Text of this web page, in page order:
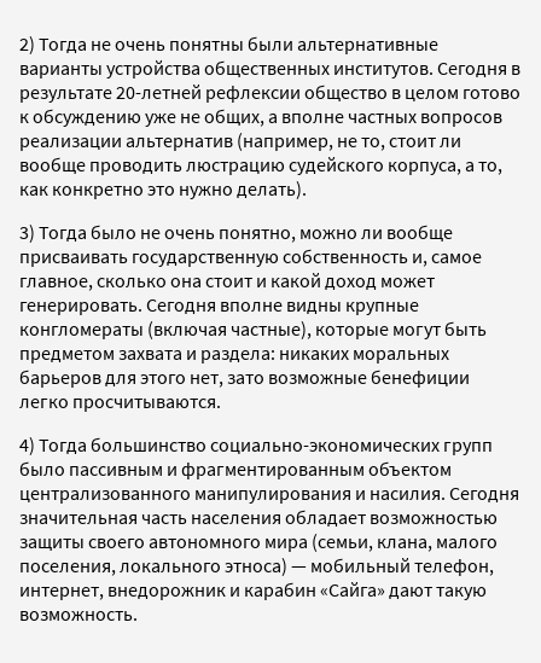
2) Тогда не очень понятны были альтернативные
варианты устройства общественных институтов. Сегодня в
результате 20-летней рефлексии общество в целом готово
к обсуждению уже не общих, а вполне частных вопросов
реализации альтернатив (например, не то, стоит ли
вообще проводить люстрацию судейского корпуса, а то,
как конкретно это нужно делать).
3) Тогда было не очень понятно, можно ли вообще
присваивать государственную собственность и, самое
главное, сколько она стоит и какой доход может
генерировать. Сегодня вполне видны крупные
конгломераты (включая частные), которые могут быть
предметом захвата и раздела: никаких моральных
барьеров для этого нет, зато возможные бенефиции
легко просчитываются.
4) Тогда большинство социально-экономических групп
было пассивным и фрагментированным объектом
централизованного манипулирования и насилия. Сегодня
значительная часть населения обладает возможностью
защиты своего автономного мира (семьи, клана, малого
поселения, локального этноса) — мобильный телефон,
интернет, внедорожник и карабин «Сайга» дают такую
возможность.